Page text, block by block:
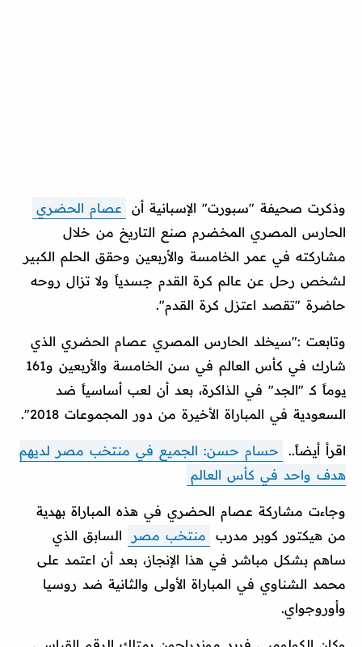
وذكرت صحيفة "سبورت" الإسبانية أن
عصام الحضري
الحارس المصري المخضرم صنع التاريخ من خلال
مشاركته في عمر الخامسة والأربعين وحقق الحلم الكبير
لشخص رحل عن عالم كرة القدم جسدياً ولا تزال روحه
حاضرة "تقصد اعتزل كرة القدم".
وتابعت :"سيخلد الحارس المصري عصام الحضري الذي
شارك في كأس العالم في سن الخامسة والأربعين و161
يوماً كـ "الجد" في الذاكرة، بعد أن لعب أساسياً ضد
السعودية في المباراة الأخيرة من دور المجموعات 2018".
اقرأ أيضاً..
حسام حسن: الجميع في منتخب مصر لديهم
هدف واحد في كأس العالم
وجاءت مشاركة عصام الحضري في هذه المباراة بهدية
من هيكتور كوبر مدرب
منتخب مصر
السابق الذي
ساهم بشكل مباشر في هذا الإنجاز، بعد أن اعتمد على
محمد الشناوي في المباراة الأولى والثانية ضد روسيا
وأوروجواي.